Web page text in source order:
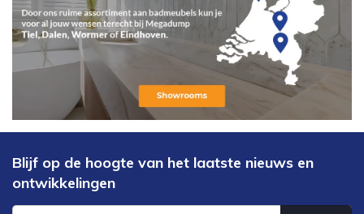
Blijf op de hoogte van het laatste nieuws en
ontwikkelingen